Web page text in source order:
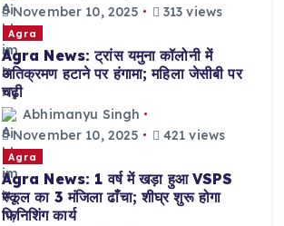
November 10, 2025
313 views
Agra
Agra News: ट्रांस यमुना कॉलोनी में
अतिक्रमण हटाने पर हंगामा; महिला जेसीबी पर
चढ़ी
Abhimanyu Singh
November 10, 2025
421 views
Agra
Agra News: 1 वर्ष में खड़ा हुआ VSPS
स्कूल का 3 मंजिला ढाँचा; शीघ्र शुरू होगा
फिनिशिंग कार्य